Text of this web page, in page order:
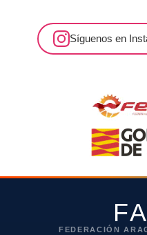
Síguenos en
FEDERACIÓN